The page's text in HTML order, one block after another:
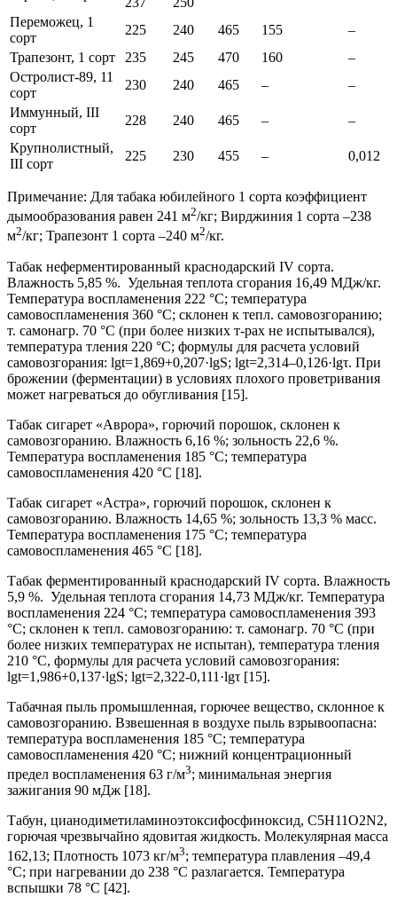
Переможец, 1
сорт
225 240 465 155
–
Трапезонт, 1 сорт
235 245 470 160
–
Остролист-89, 11
сорт
230 240 465 –
–
Иммунный, III
сорт
228 240 465 –
–
Крупнолистный,
III сорт
225 230 455 – 0,012
Примечание: Для табака юбилейного 1 сорта коэффициент
дымообразования равен 241 м2/кг; Вирджиния 1 сорта –238
м2/кг; Трапезонт 1 сорта –240 м2/кг.
Табак неферментированный краснодарский IV сорта.
Влажность 5,85 %. Удельная теплота сгорания 16,49 МДж/кг.
Температура воспламенения 222 °С; температура
самовоспламенения 360 °С; склонен к тепл. самовозгоранию;
т. самонагр. 70 °С (при более низких т-рах не испытывался),
температура тления 220 °С; формулы для расчета условий
самовозгорания: lgt=1,869+0,207·lgS; lgt=2,314–0,126·lgτ. При
брожении (ферментации) в условиях плохого проветривания
может нагреваться до обугливания [15].
Табак сигарет «Аврора», горючий порошок, склонен к
самовозгоранию. Влажность 6,16 %; зольность 22,6 %.
Температура воспламенения 185 °С; температура
самовоспламенения 420 °С [18].
Табак сигарет «Астра», горючий порошок, склонен к
самовозгоранию. Влажность 14,65 %; зольность 13,3 % масс.
Температура воспламенения 175 °С; температура
самовоспламенения 465 °С [18].
Табак ферментированный краснодарский IV сорта. Влажность
5,9 %. Удельная теплота сгорания 14,73 МДж/кг. Температура
воспламенения 224 °С; температура самовоспламенения 393
°С; склонен к тепл. самовозгоранию: т. самонагр. 70 °С (при
более низких температурах не испытан), температура тления
210 °С, формулы для расчета условий самовозгорания:
lgt=1,986+0,137·lgS; lgt=2,322-0,111·lgτ [15].
Табачная пыль промышленная, горючее вещество, склонное к
самовозгоранию. Взвешенная в воздухе пыль взрывоопасна:
температура воспламенения 185 °С; температура
самовоспламенения 420 °С; нижний концентрационный
предел воспламенения 63 г/м3; минимальная энергия
зажигания 90 мДж [18].
Табун, цианодиметиламиноэтоксифосфиноксид, C5H11O2N2,
горючая чрезвычайно ядовитая жидкость. Молекулярная масса
162,13; Плотность 1073 кг/м3; температура плавления –49,4
°С; при нагревании до 238 °С разлагается. Температура
вспышки 78 °С [42].